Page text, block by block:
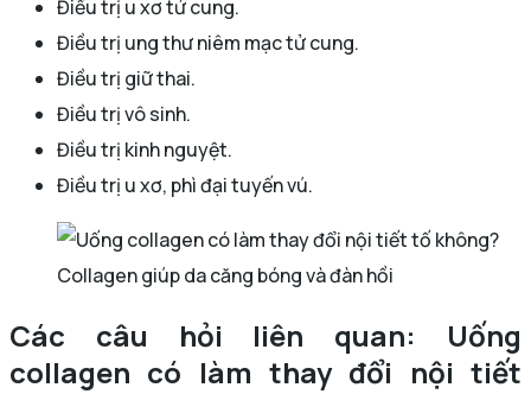
Điều trị u xơ tử cung.
Điều trị ung thư niêm mạc tử cung.
Điều trị giữ thai.
Điều trị vô sinh.
Điều trị kinh nguyệt.
Điều trị u xơ, phì đại tuyến vú.
Collagen giúp da căng bóng và đàn hồi
Các câu hỏi liên quan: Uống
collagen có làm thay đổi nội tiết